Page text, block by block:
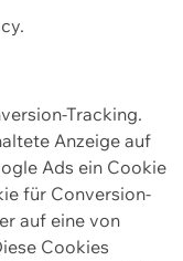
Tracking.
Anzeige auf
Ads ein Cookie
für Conversion-
auf eine von
Cookies